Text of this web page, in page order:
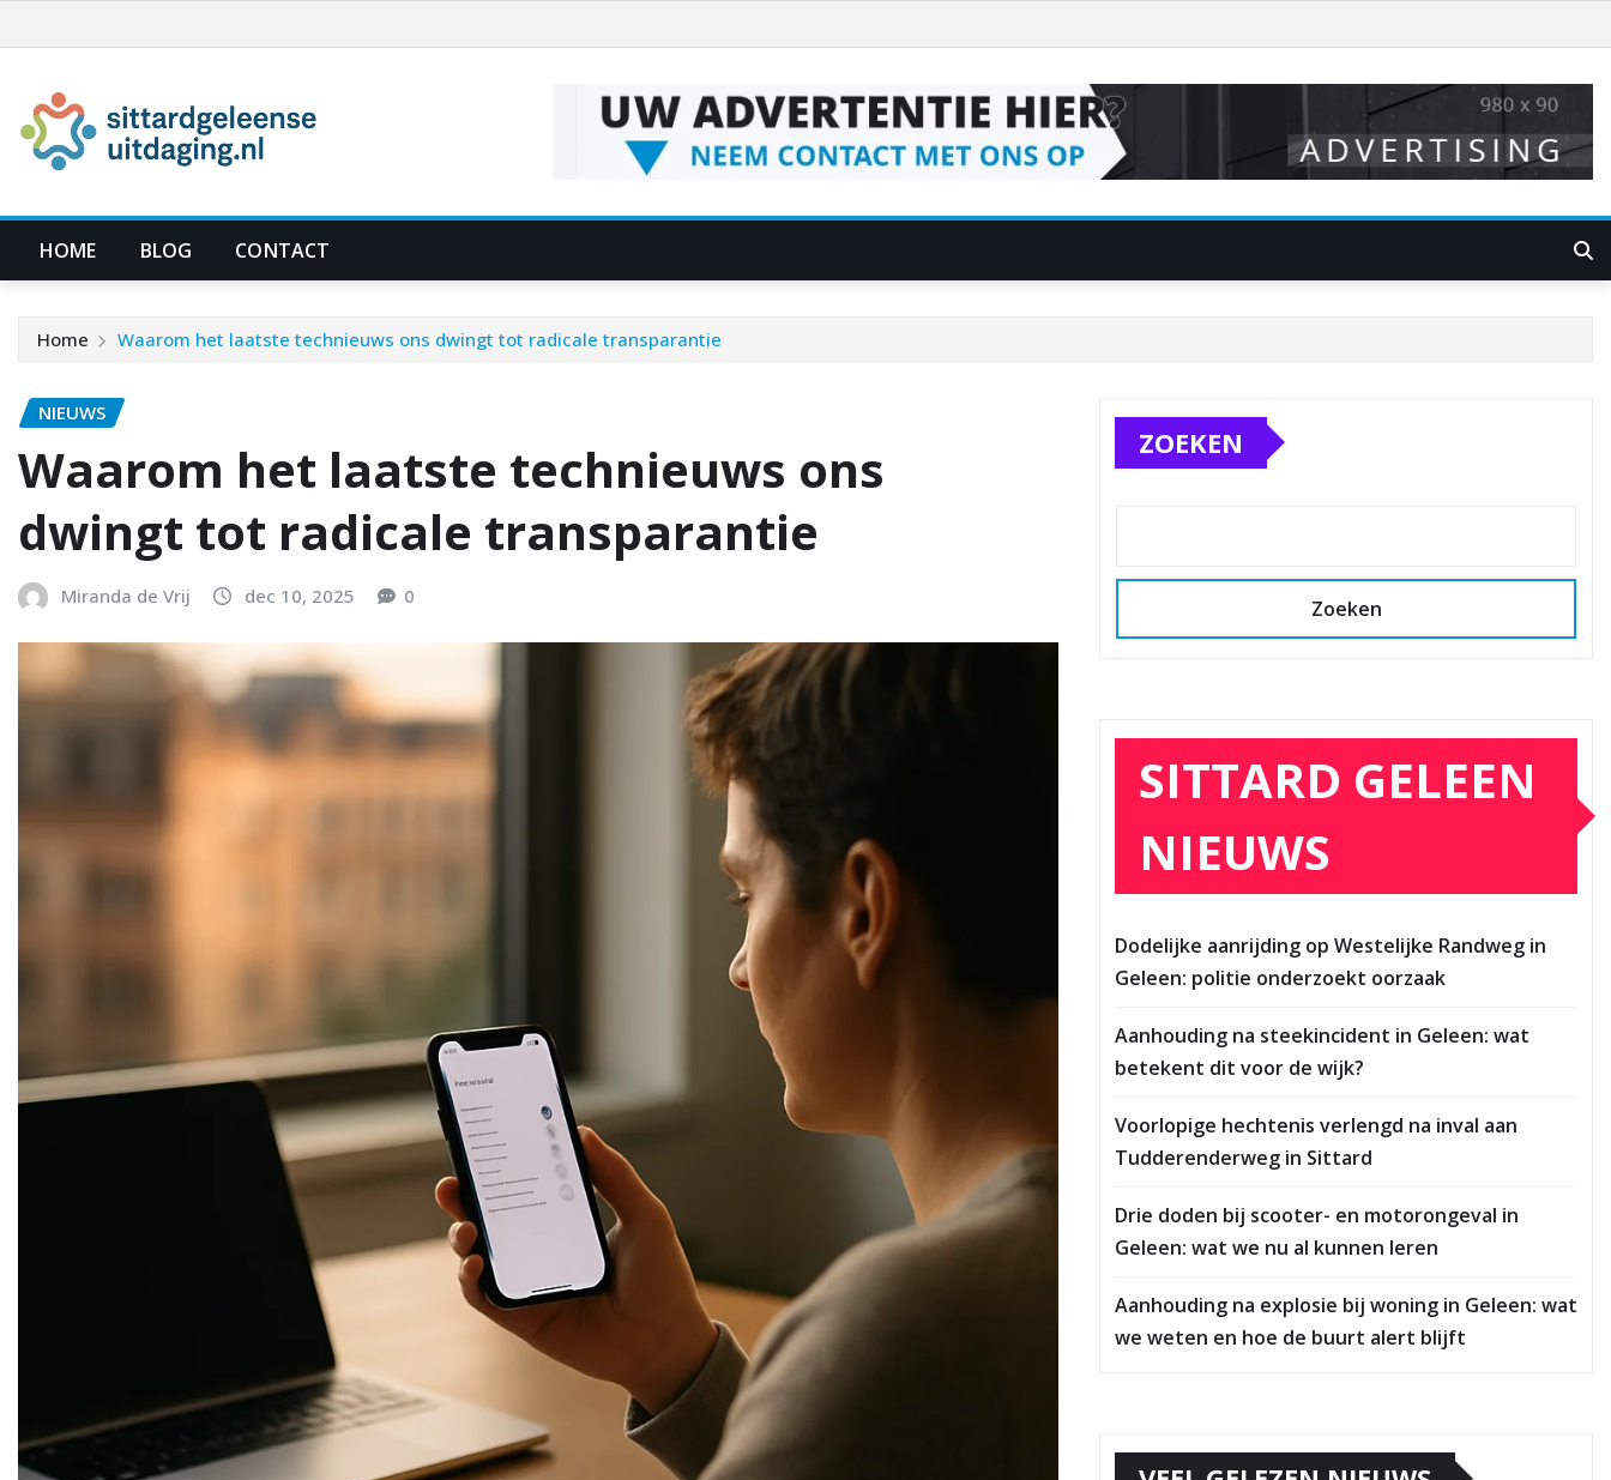
naar
inhoud
HOME BLOG CONTACT
Home Waarom het laatste technieuws ons dwingt tot radicale transparantie
NIEUWS
Waarom het laatste technieuws ons
dwingt tot radicale transparantie
Miranda de Vrij dec 10, 2025 0
ZOEKEN
Zoeken
SITTARD GELEEN
NIEUWS
Dodelijke aanrijding op Westelijke Randweg in
Geleen: politie onderzoekt oorzaak
Aanhouding na steekincident in Geleen: wat
betekent dit voor de wijk?
Voorlopige hechtenis verlengd na inval aan
Tudderenderweg in Sittard
Drie doden bij scooter- en motorongeval in
Geleen: wat we nu al kunnen leren
Aanhouding na explosie bij woning in Geleen: wat
we weten en hoe de buurt alert blijft